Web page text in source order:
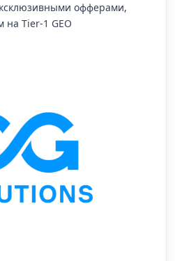
офферами,
на Tier-1 GEO